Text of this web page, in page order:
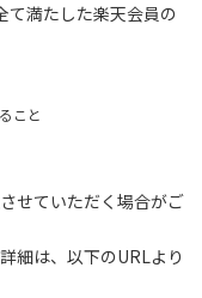
て満たした楽天会員の
こと
せていただく場合がご
細は、以下のURLより